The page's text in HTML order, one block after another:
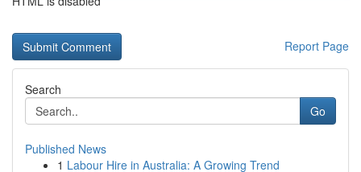
Report Page
Search
Go
Published News
1 Labour Hire in Australia: A Growing Trend